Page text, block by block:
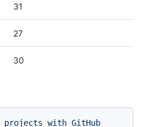
31
27
30
projects with GitHub